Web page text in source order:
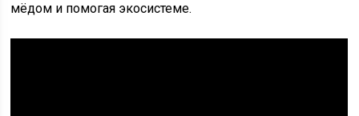
мёдом и помогая экосистеме.